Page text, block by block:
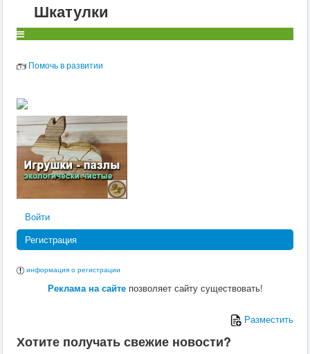
Шкатулки
Помочь в развитии
Войти
Регистрация
информация о регистрации
Реклама на сайтепозволяет сайту существовать!
Разместить
Хотите получать свежие новости?